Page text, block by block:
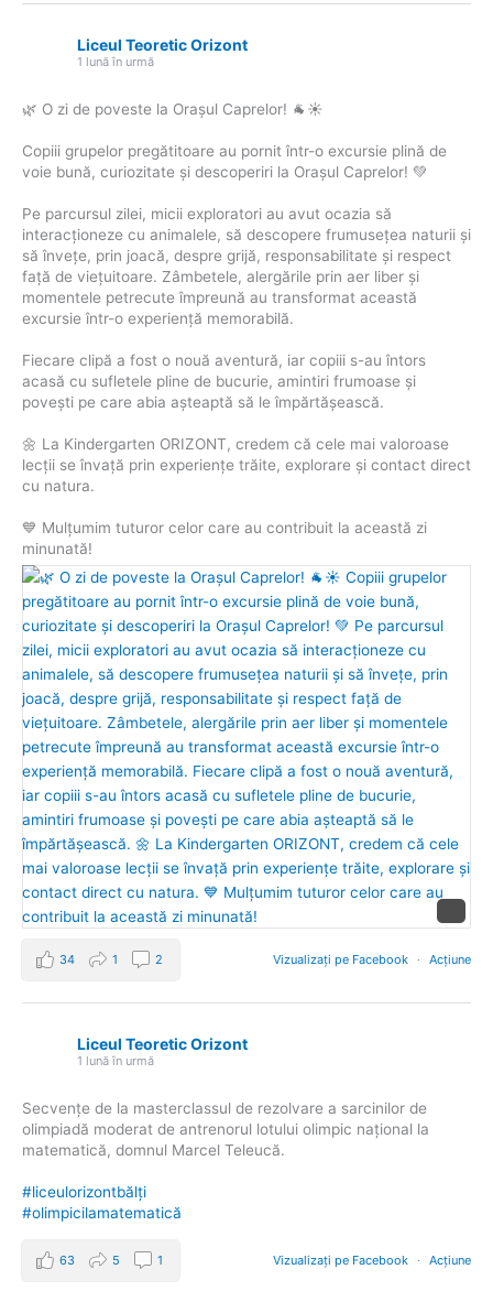
Liceul Teoretic Orizont
1 lună în urmă
🌿 O zi de poveste la Orașul Caprelor! 🐐☀️
Copiii grupelor pregătitoare au pornit într-o excursie plină de
voie bună, curiozitate și descoperiri la Orașul Caprelor! 💚
Pe parcursul zilei, micii exploratori au avut ocazia să
interacționeze cu animalele, să descopere frumusețea naturii și
să învețe, prin joacă, despre grijă, responsabilitate și respect
față de viețuitoare. Zâmbetele, alergările prin aer liber și
momentele petrecute împreună au transformat această
excursie într-o experiență memorabilă.
Fiecare clipă a fost o nouă aventură, iar copiii s-au întors
acasă cu sufletele pline de bucurie, amintiri frumoase și
povești pe care abia așteaptă să le împărtășească.
🌼 La Kindergarten ORIZONT, credem că cele mai valoroase
lecții se învață prin experiențe trăite, explorare și contact direct
cu natura.
💙 Mulțumim tuturor celor care au contribuit la această zi
minunată!
Vizualizați pe Facebook · Acțiune
34 1 2
Liceul Teoretic Orizont
1 lună în urmă
Secvențe de la masterclassul de rezolvare a sarcinilor de
olimpiadă moderat de antrenorul lotului olimpic național la
matematică, domnul Marcel Teleucă.
#liceulorizontbălți
#olimpicilamatematică
Vizualizați pe Facebook · Acțiune
63 5 1